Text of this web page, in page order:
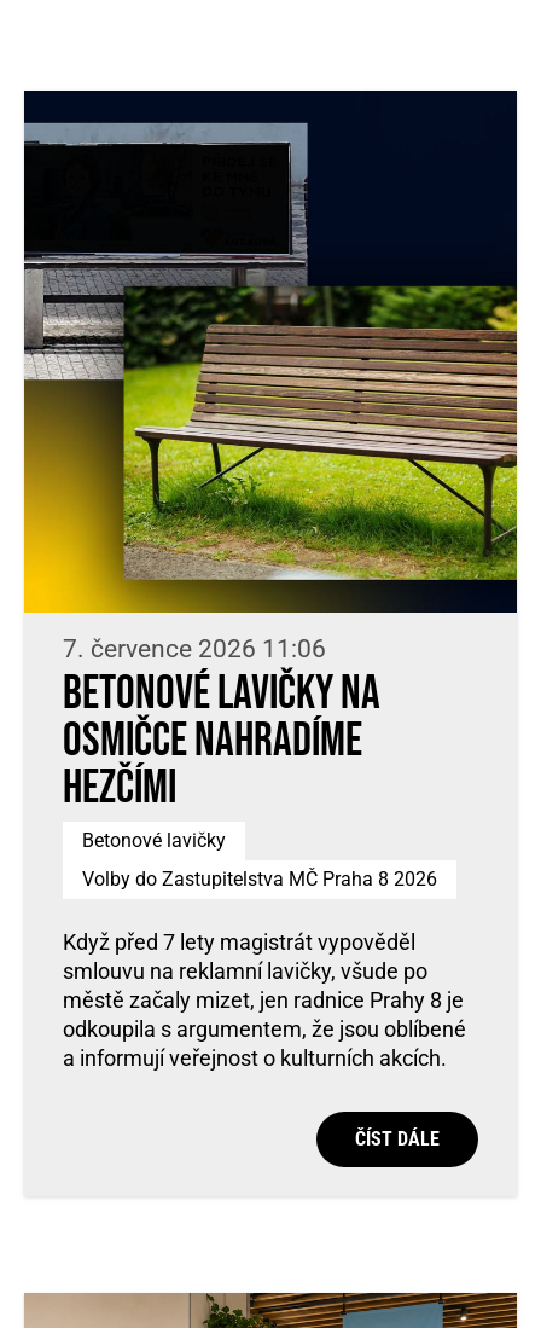
7. července 2026 11:06
Betonové lavičky na
osmičce nahradíme
hezčími
Betonové lavičky
Volby do Zastupitelstva MČ Praha 8 2026
Když před 7 lety magistrát vypověděl
smlouvu na reklamní lavičky, všude po
městě začaly mizet, jen radnice Prahy 8 je
odkoupila s argumentem, že jsou oblíbené
a informují veřejnost o kulturních akcích.
ČÍST DÁLE